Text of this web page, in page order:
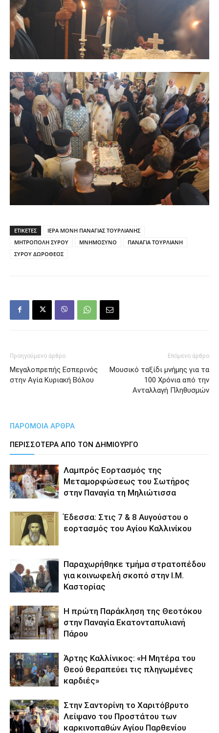
ΕΤΙΚΕΤΕΣ
ΙΕΡΑ ΜΟΝΗ ΠΑΝΑΓΙΑΣ ΤΟΥΡΛΙΑΝΗΣ
ΜΗΤΡΟΠΟΛΗ ΣΥΡΟΥ
ΜΝΗΜΟΣΥΝΟ
ΠΑΝΑΓΙΑ ΤΟΥΡΛΙΑΝΗ
ΣΥΡΟΥ ΔΩΡΟΘΕΟΣ
Προηγούμενο άρθρο
Μεγαλοπρεπής Εσπερινός
στην Αγία Κυριακή Βόλου
Επόμενο άρθρο
Μουσικό ταξίδι μνήμης για τα
100 Χρόνια από την
Ανταλλαγή Πληθυσμών
ΠΑΡΟΜΟΙΑ ΑΡΘΡΑ
ΠΕΡΙΣΣΟΤΕΡΑ ΑΠΟ ΤΟΝ ΔΗΜΙΟΥΡΓΟ
Λαμπρός Εορτασμός της
Μεταμορφώσεως του Σωτήρος
στην Παναγία τη Μηλιώτισσα
Έδεσσα: Στις 7 & 8 Αυγούστου ο
εορτασμός του Αγίου Καλλινίκου
Παραχωρήθηκε τμήμα στρατοπέδου
για κοινωφελή σκοπό στην Ι.Μ.
Καστορίας
Η πρώτη Παράκληση της Θεοτόκου
στην Παναγία Εκατονταπυλιανή
Πάρου
Άρτης Καλλίνικος: «Η Μητέρα του
Θεού θεραπεύει τις πληγωμένες
καρδιές»
Στην Σαντορίνη το Χαριτόβρυτο
Λείψανο του Προστάτου των
καρκινοπαθών Αγίου Παρθενίου